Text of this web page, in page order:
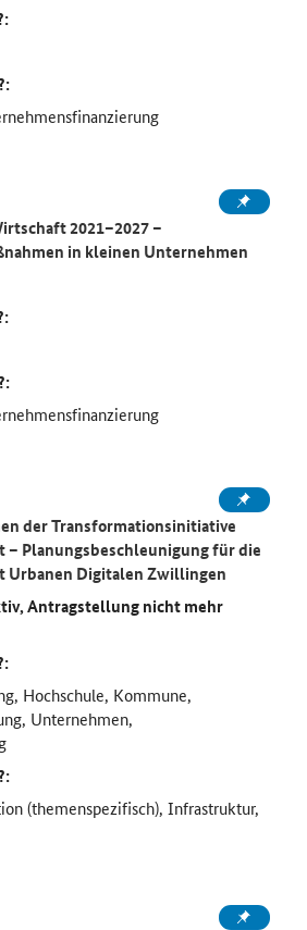
2021–2027 –
in kleinen Unternehmen
derTransformationsinitiative
Planungsbeschleunigung für die
Urbanen Digitalen Zwillingen
Antragstellung nicht mehr
Hochschule, Kommune,
Unternehmen,
(themenspezifisch), Infrastruktur,